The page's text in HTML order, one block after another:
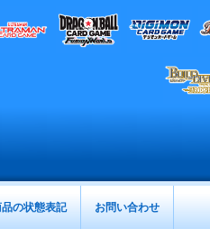
の状態表記 お問い合わせ